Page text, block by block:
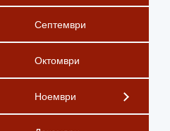
Септември
Октомври
Ноември